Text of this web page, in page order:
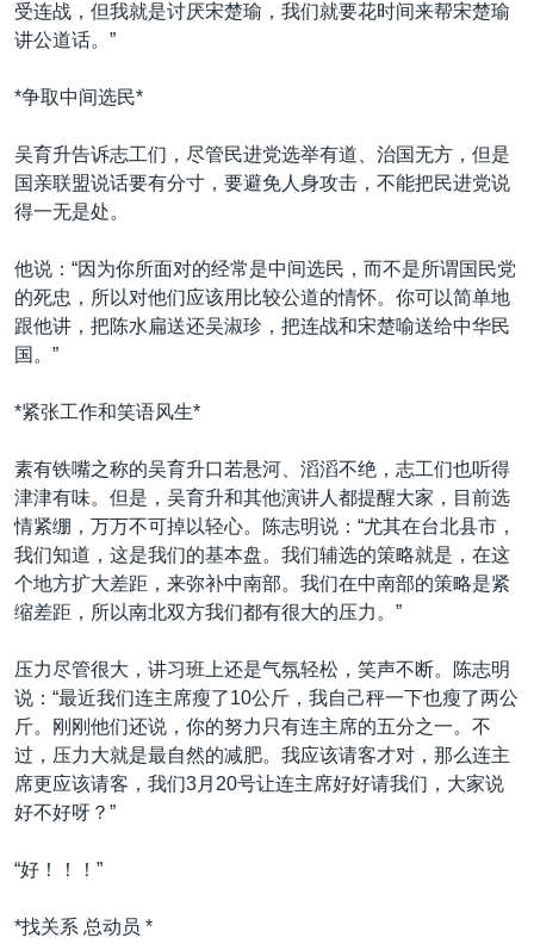
受连战，但我就是讨厌宋楚瑜，我们就要花时间来帮宋楚瑜
讲公道话。”
*争取中间选民*
吴育升告诉志工们，尽管民进党选举有道、治国无方，但是
国亲联盟说话要有分寸，要避免人身攻击，不能把民进党说
得一无是处。
他说：“因为你所面对的经常是中间选民，而不是所谓国民党
的死忠，所以对他们应该用比较公道的情怀。你可以简单地
跟他讲，把陈水扁送还吴淑珍，把连战和宋楚喻送给中华民
国。”
*紧张工作和笑语风生*
素有铁嘴之称的吴育升口若悬河、滔滔不绝，志工们也听得
津津有味。但是，吴育升和其他演讲人都提醒大家，目前选
情紧绷，万万不可掉以轻心。陈志明说：“尤其在台北县市，
我们知道，这是我们的基本盘。我们辅选的策略就是，在这
个地方扩大差距，来弥补中南部。我们在中南部的策略是紧
缩差距，所以南北双方我们都有很大的压力。”
压力尽管很大，讲习班上还是气氛轻松，笑声不断。陈志明
说：“最近我们连主席瘦了10公斤，我自己秤一下也瘦了两公
斤。刚刚他们还说，你的努力只有连主席的五分之一。不
过，压力大就是最自然的减肥。我应该请客才对，那么连主
席更应该请客，我们3月20号让连主席好好请我们，大家说
好不好呀？”
“好！！！”
*找关系 总动员 *